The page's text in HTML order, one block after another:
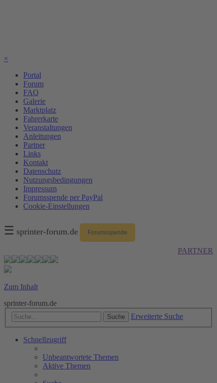
×
Portal
Forum
FAQ
Galerie
Marktplatz
Fahrerkarte
Veranstaltungen
Anleitungen
Partner
Links
Kontakt
Datenschutz
Nutzungsbedingungen
Impressum
Forumsspende per PayPal
Cookie-Einstellungen
☰ sprinter-forum.de Forumsspende
PARTNER
Zum Inhalt
sprinter-forum.de
Suche Erweiterte Suche
Schnellzugriff
Unbeantwortete Themen
Aktive Themen